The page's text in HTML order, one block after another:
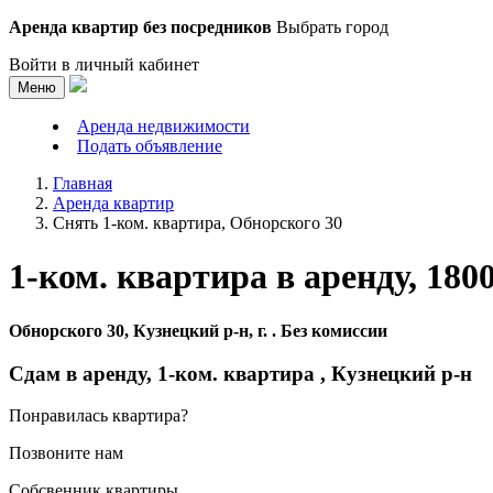
Аренда квартир без посредников Выбрать город
Войти в личный кабинет
Меню
Аренда недвижимости
Подать объявление
Главная
Аренда квартир
Снять 1-ком. квартира, Обнорского 30
1-ком. квартира в аренду,
Обнорского 30, Кузнецкий р-н, г. . Без комиссии
Сдам в аренду, 1-ком. квартира , Кузнецкий р-н
Понравилась квартира?
Позвоните нам